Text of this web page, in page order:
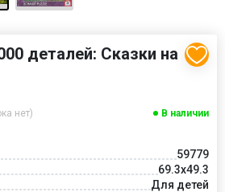
деталей: Сказки на
нет) В наличии
59779
69.3x49.3
Для детей